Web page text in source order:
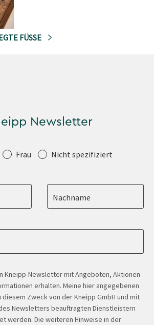
FÜSSE
Newsletter
Frau Nicht spezifiziert
Nachname
Kneipp-Newsletter mit Angeboten, Aktionen
erhalten. Meine hier angegebenen
diesem Zweck von der Kneipp GmbH und mit
Newsletters beauftragten Dienstleistern
werden. Die weiteren Hinweise in der